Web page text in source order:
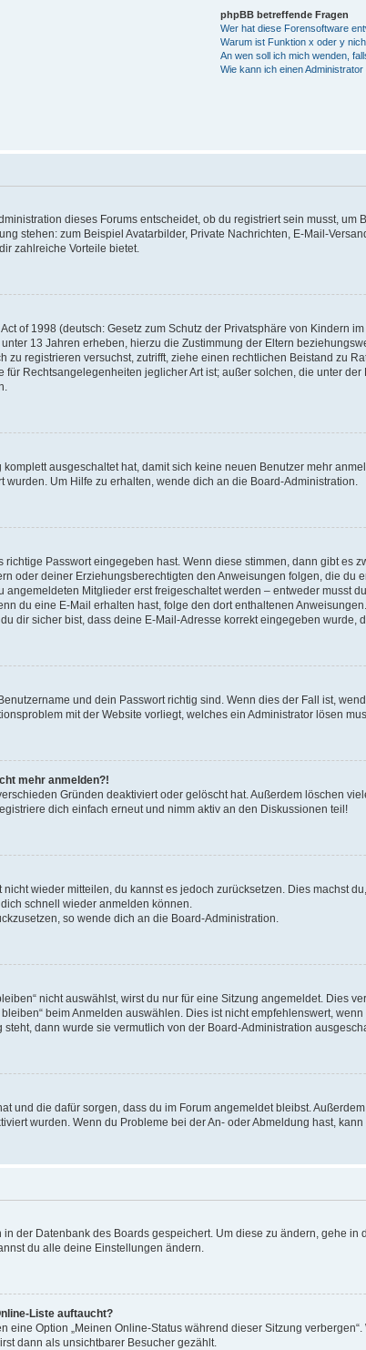
phpBB betreffende Fragen
Wer hat diese Forensoftware
Warum ist Funktion x oder y
An wen soll ich mich wenden,
Wie kann ich einen
dieses Forums entscheidet, ob du registriert sein musst,
stehen: zum Beispiel Avatarbilder, Private Nachrichten, E-Mail-
zahlreiche Vorteile bietet.
of 1998 (deutsch: Gesetz zum Schutz der Privatsphäre von Kindern
13 Jahren erheben, hierzu die Zustimmung der Eltern
zu registrieren versuchst, zutrifft, ziehe einen rechtlichen Beistand zu
Rechtsangelegenheiten jeglicher Art ist; außer solchen, die unter
ausgeschaltet hat, damit sich keine neuen Benutzer mehr
Um Hilfe zu erhalten, wende dich an die Board-Administration.
Passwort eingegeben hast. Wenn diese stimmen, dann gibt es
oder deiner Erziehungsberechtigten den Anweisungen folgen, die du
Mitglieder erst freigeschaltet werden – entweder musst
du eine E-Mail erhalten hast, folge den dort enthaltenen
dir sicher bist, dass deine E-Mail-Adresse korrekt eingegeben wurde,
und dein Passwort richtig sind. Wenn dies der Fall ist,
mit der Website vorliegt, welches ein Administrator lösen
mehr anmelden?!
Gründen deaktiviert oder gelöscht hat. Außerdem löschen
dich einfach erneut und nimm aktiv an den Diskussionen teil!
wieder mitteilen, du kannst es jedoch zurücksetzen. Dies machst
schnell wieder anmelden können.
so wende dich an die Board-Administration.
nicht auswählst, wirst du nur für eine Sitzung angemeldet. Dies
beim Anmelden auswählen. Dies ist nicht empfehlenswert,
dann wurde sie vermutlich von der Board-Administration
und die dafür sorgen, dass du im Forum angemeldet bleibst.
wurden. Wenn du Probleme bei der An- oder Abmeldung hast,
der Datenbank des Boards gespeichert. Um diese zu ändern, gehe in
du alle deine Einstellungen ändern.
Liste auftaucht?
Option „Meinen Online-Status während dieser Sitzung
dann als unsichtbarer Besucher gezählt.